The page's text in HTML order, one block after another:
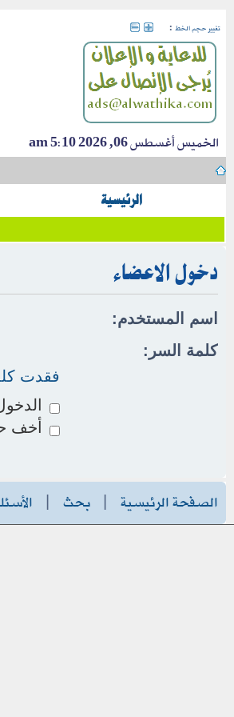
تغيير حجم الخط :
الخميس أغسطس 06, 2026 5:10 am
الرئيسية
دخول الاعضاء
اسم المستخدم:
كلمة السر:
فقدت
أخف
الصفحة الرئيسية | بحث |